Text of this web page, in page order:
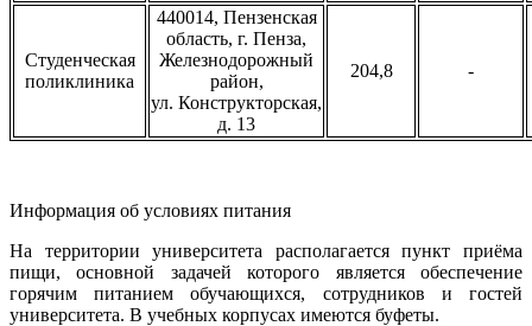
Студенческая
поликлиника
440014, Пензенская
область, г. Пенза,
Железнодорожный
район,
ул. Конструкторская,
д. 13
204,8 -
Информация об условиях питания
На территории университета располагается пункт приёма
пищи, основной задачей которого является обеспечение
горячим питанием обучающихся, сотрудников и гостей
университета. В учебных корпусах имеются буфеты.